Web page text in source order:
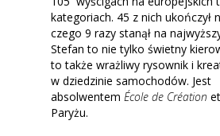
kategoriach. 45 z nich ukończył
czego 9 razy stanął na
Stefan to nie tylko świetny
to także wrażliwy rysownik i
w dziedzinie samochodów. Jest
absolwentem École de Création et
Paryżu.